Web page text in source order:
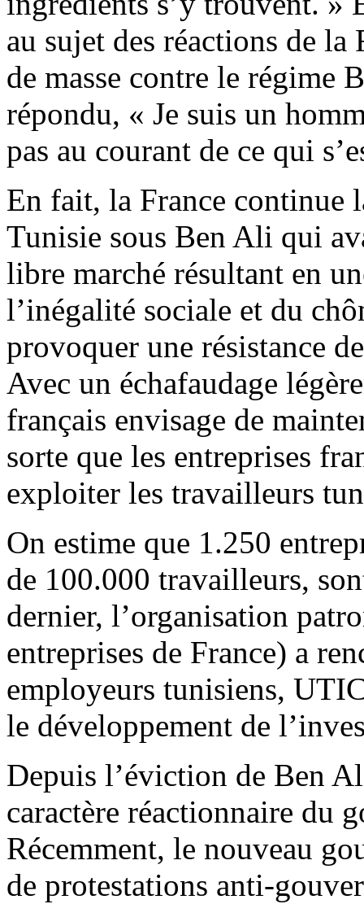
au sujet des réactions de la
de masse contre le régime
répondu, « Je suis un
pas au courant de ce qui
En fait, la France continue
Tunisie sous Ben Ali qui
libre marché résultant en
l’inégalité sociale et du
provoquer une résistance
Avec un échafaudage
français envisage de
sorte que les entreprises
exploiter les travailleurs
On estime que 1.250
de 100.000 travailleurs,
dernier, l’organisation
entreprises de France) a
employeurs tunisiens,
le développement de
Depuis l’éviction de Ben
caractère réactionnaire du
Récemment, le nouveau
de protestations anti-